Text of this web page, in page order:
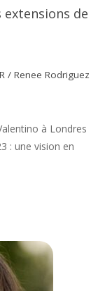
extensions de
/ Renee Rodriguez
à Londres
: une vision en